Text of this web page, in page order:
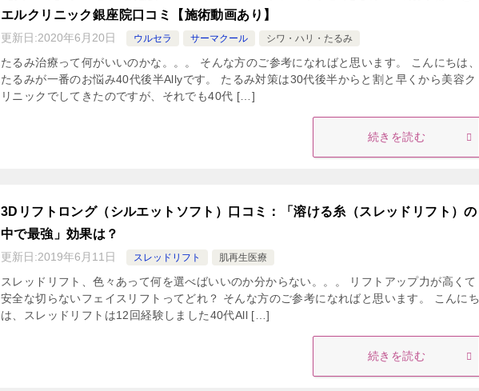
エルクリニック銀座院口コミ【施術動画あり】
更新日:2020年6月20日 ウルセラ サーマクール シワ・ハリ・たるみ
たるみ治療って何がいいのかな。。。 そんな方のご参考になればと思います。 こんにちは、
たるみが一番のお悩み40代後半Allyです。 たるみ対策は30代後半からと割と早くから美容ク
リニックでしてきたのですが、それでも40代 […]
続きを読む
3Dリフトロング（シルエットソフト）口コミ：「溶ける糸（スレッドリフト）の
中で最強」効果は？
更新日:2019年6月11日 スレッドリフト 肌再生医療
スレッドリフト、色々あって何を選べばいいのか分からない。。。 リフトアップ力が高くて
安全な切らないフェイスリフトってどれ？ そんな方のご参考になればと思います。 こんにち
は、スレッドリフトは12回経験しました40代All […]
続きを読む